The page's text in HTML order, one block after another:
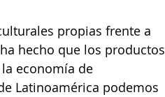
propias frente a
hecho que los productos
economía de
Latinoamérica podemos